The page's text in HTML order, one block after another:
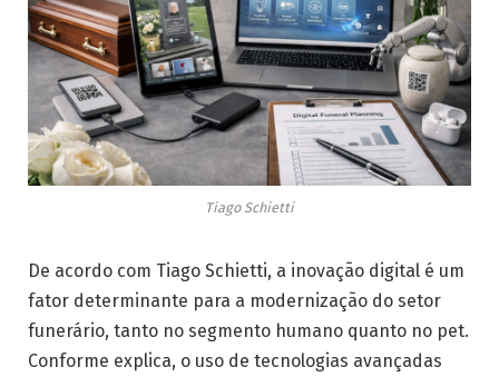
Tiago Schietti
De acordo com Tiago Schietti, a inovação digital é um
fator determinante para a modernização do setor
funerário, tanto no segmento humano quanto no pet.
Conforme explica, o uso de tecnologias avançadas